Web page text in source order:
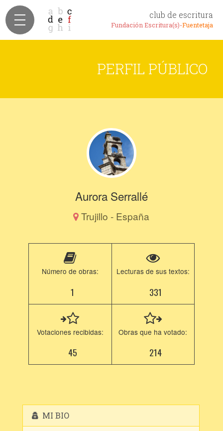
club de escritura
Fundación Escritura(s)-Fuentetaja
PERFIL PÚBLICO
Aurora Serrallé
Trujillo - España
Número de obras:
1
Lecturas de sus textos:
331
Votaciones recibidas:
45
Obras que ha votado:
214
MI BIO